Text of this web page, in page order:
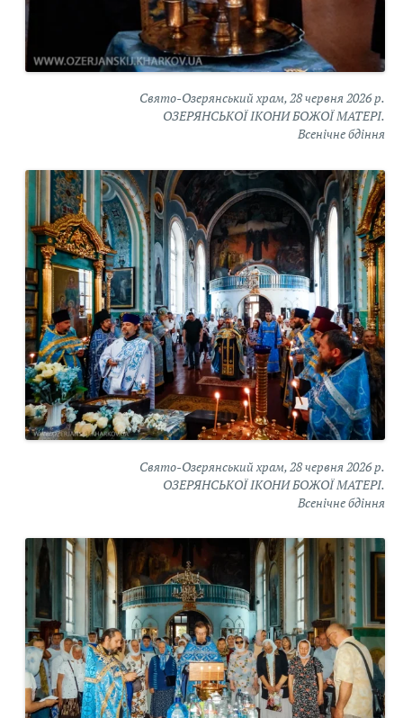
Свято-Озерянський храм, 28 червня 2026 р.
ОЗЕРЯНСЬКОЇ ІКОНИ БОЖОЇ МАТЕРІ.
Всенічне бдіння
Свято-Озерянський храм, 28 червня 2026 р.
ОЗЕРЯНСЬКОЇ ІКОНИ БОЖОЇ МАТЕРІ.
Всенічне бдіння